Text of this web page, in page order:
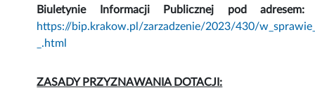
Biuletynie Informacji Publicznej pod adresem:
https://bip.krakow.pl/zarzadzenie/2023/430/
_.html
ZASADY PRZYZNAWANIA DOTACJI: